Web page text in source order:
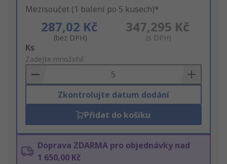
Mezisoučet (1 balení po 5 kusech)*
287,02 Kč
(bez DPH)
347,295 Kč
(s DPH)
Add
to
Basket
Ks
Zadejte množství
Zkontrolujte datum dodání
Přidat do košíku
Doprava ZDARMA pro objednávky nad
1 650,00 Kč